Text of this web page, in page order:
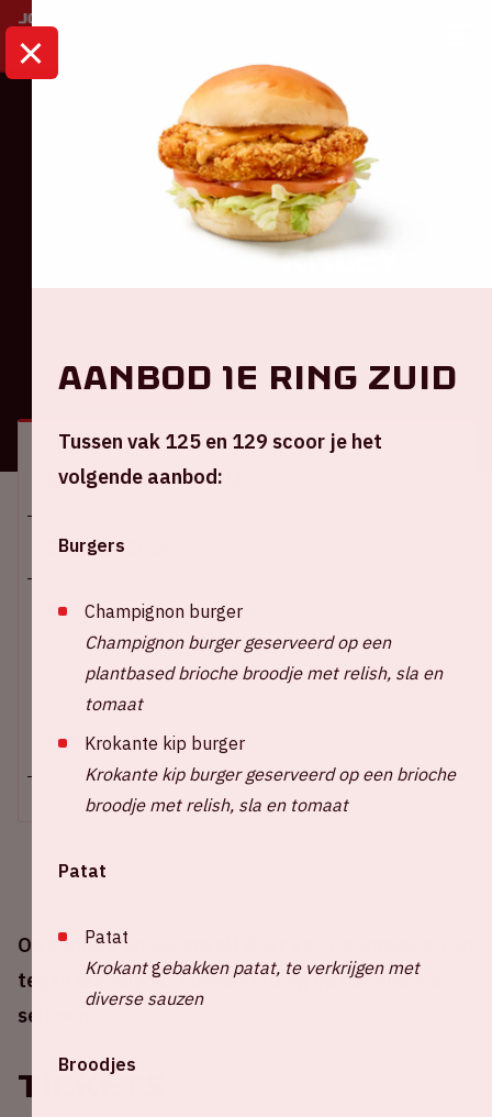
KALENDER AJAX – BURNLEY
Ajax
Ajax – Burnley
ALGEMEEN BEZOEKERSINFORMATIE
Op zondag 26 juli speelt Ajax een oefenwedstrijd
tegen Burnely ter voorbereiding op het nieuwe
seizoen.
Tickets
Locatie en tijd
Zo 26 juli 2026
Johan Cruijff ArenA
Stadion open: 12:30 uur
Start wedstrijd: 14:00 uur
Einde wedstrijd: 15:45 uur
+ Voeg toe aan agenda
Aanbod 1e ring Zuid
Tussen vak 125 en 129 scoor je het
volgende aanbod:
Burgers
Champignon burger
Champignon burger geserveerd op een
plantbased brioche broodje met relish, sla en
tomaat
Krokante kip burger
Krokante kip burger geserveerd op een brioche
broodje met relish, sla en tomaat
Patat
Patat
Krokantgebakken patat, te verkrijgen met
diverse sauzen
Broodjes